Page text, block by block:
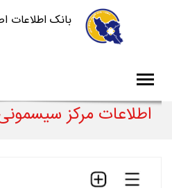
بانک اطلاعات
اطلاعات مرکز